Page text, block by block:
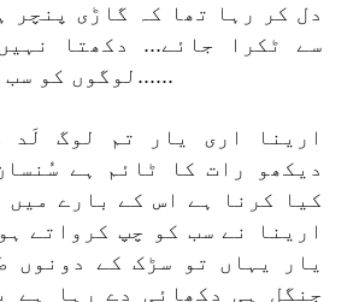
دل کر رہا تھا کہ گاڑی پنچر
لوگوں کو سب اچانک ہوا ہے......
ارینا اری یار تم لوگ لَد
دیکھو رات کا ٹائم ہے
کیا کرنا ہے اس کے بارے میں
ارینا نے سب کو چپ کرواتے
یار یہاں تو سڑک کے دونوں
جنگل ہی دکھائی دے رہا ہے